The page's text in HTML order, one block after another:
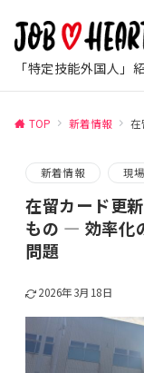
「特定技能外国人」
TOP 新着情報 在留
新着情報 現
在留カード更
もの ― 効率化
問題
2026年3月18日